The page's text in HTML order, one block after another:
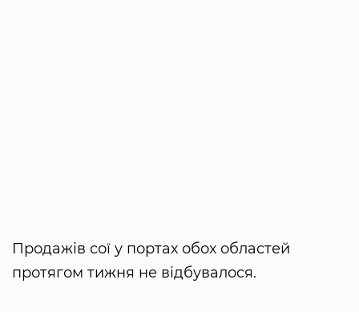
Продажів сої у портах обох областей
протягом тижня не відбувалося.